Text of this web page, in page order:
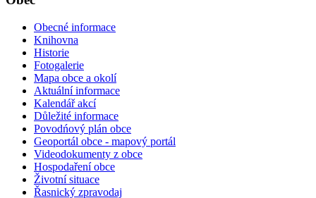
Obecné informace
Knihovna
Historie
Fotogalerie
Mapa obce a okolí
Aktuální informace
Kalendář akcí
Důležité informace
Povodńový plán obce
Geoportál obce - mapový portál
Videodokumenty z obce
Hospodaření obce
Životní situace
Řasnický zpravodaj